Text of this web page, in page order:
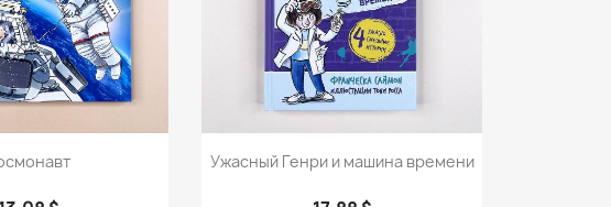
Просмотр
Ужасный Генри и машина времени